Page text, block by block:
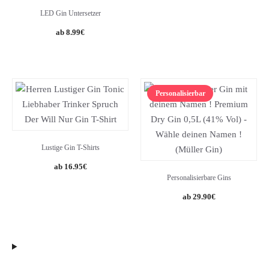
LED Gin Untersetzer
8.99€
Lustige Gin T-Shirts
16.95€
Personalisierbar
Personalisierbare Gins
29.90€